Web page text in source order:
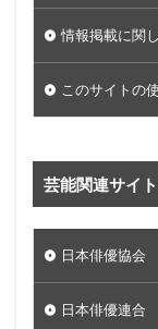
情報掲載に関
このサイトの
芸能関連サイト
日本俳優協会
日本俳優連合